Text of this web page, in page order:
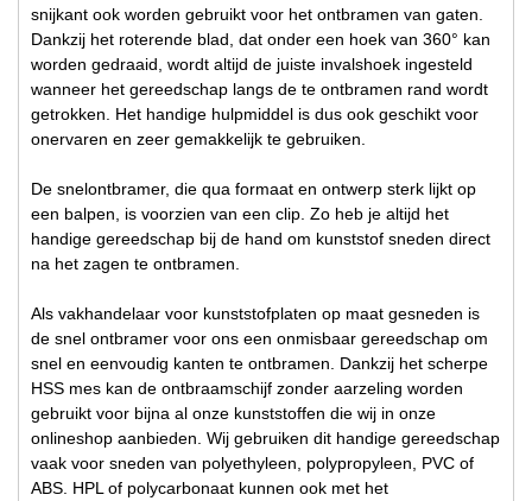
snijkant ook worden gebruikt voor het ontbramen van gaten.
Dankzij het roterende blad, dat onder een hoek van 360° kan
worden gedraaid, wordt altijd de juiste invalshoek ingesteld
wanneer het gereedschap langs de te ontbramen rand wordt
getrokken. Het handige hulpmiddel is dus ook geschikt voor
onervaren en zeer gemakkelijk te gebruiken.
De snelontbramer, die qua formaat en ontwerp sterk lijkt op
een balpen, is voorzien van een clip. Zo heb je altijd het
handige gereedschap bij de hand om kunststof sneden direct
na het zagen te ontbramen.
Als vakhandelaar voor kunststofplaten op maat gesneden is
de snel ontbramer voor ons een onmisbaar gereedschap om
snel en eenvoudig kanten te ontbramen. Dankzij het scherpe
HSS mes kan de ontbraamschijf zonder aarzeling worden
gebruikt voor bijna al onze kunststoffen die wij in onze
onlineshop aanbieden. Wij gebruiken dit handige gereedschap
vaak voor sneden van polyethyleen, polypropyleen, PVC of
ABS. HPL of polycarbonaat kunnen ook met het